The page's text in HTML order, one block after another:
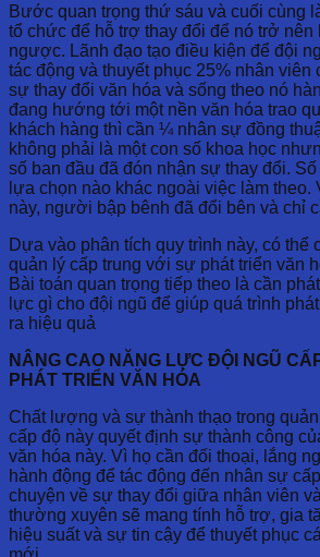
Bước quan trọng thứ sáu và cuối cùng
tổ chức để hỗ trợ thay đổi để nó trở nên
ngược. Lãnh đạo tạo điều kiện để đội
tác động và thuyết phục 25% nhân viên
sự thay đổi văn hóa và sống theo nó
đang hướng tới một nền văn hóa trao
khách hàng thì cần ¼ nhân sự đồng
không phải là một con số khoa học
số ban đầu đã đón nhận sự thay đổi.
lựa chọn nào khác ngoài việc làm theo.
này, người bập bênh đã đổi bên và chỉ
Dựa vào phân tích quy trình này, có thể
quản lý cấp trung với sự phát triển văn
Bài toán quan trọng tiếp theo là cần
lực gì cho đội ngũ để giúp quá trình
ra hiệu quả
NÂNG CAO NĂNG LỰC ĐỘI NGŨ
PHÁT TRIỂN VĂN HÓA
Chất lượng và sự thành thạo trong
cấp độ này quyết định sự thành công
văn hóa này. Vì họ cần đối thoại, lắng
hành động để tác động đến nhân sự
chuyện về sự thay đổi giữa nhân viên
thường xuyên sẽ mang tính hỗ trợ, gia
hiệu suất và sự tin cậy để thuyết phục